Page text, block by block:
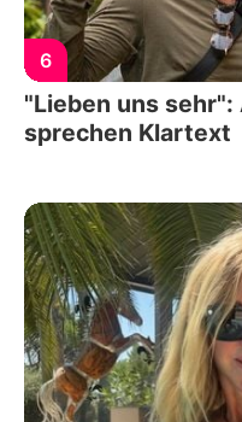
6
"Lieben uns
sprechen Klartext